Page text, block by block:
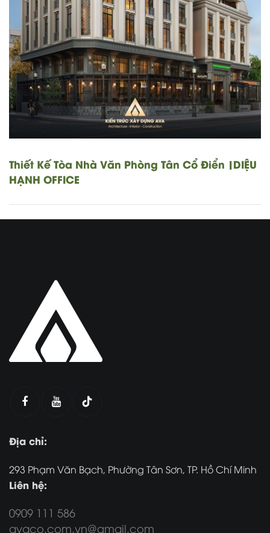
Thiết Kế Tòa Nhà Văn Phòng Tân Cổ Điển |DIỆU
HẠNH OFFICE
Địa chỉ:
293 Phạm Văn Bạch, Phường Tân Sơn, TP. Hồ Chí Minh
Liên hệ:
0909 111 586
avaco.com.vn@gmail.com